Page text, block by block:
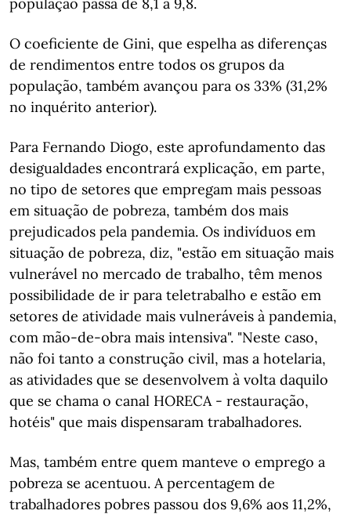
O coeficiente de Gini, que espelha as diferenças
de rendimentos entre todos os grupos da
população, também avançou para os 33% (31,2%
no inquérito anterior).
Para Fernando Diogo, este aprofundamento das
desigualdades encontrará explicação, em parte,
no tipo de setores que empregam mais pessoas
em situação de pobreza, também dos mais
prejudicados pela pandemia. Os indivíduos em
situação de pobreza, diz, "estão em situação mais
vulnerável no mercado de trabalho, têm menos
possibilidade de ir para teletrabalho e estão em
setores de atividade mais vulneráveis à pandemia,
com mão-de-obra mais intensiva". "Neste caso,
não foi tanto a construção civil, mas a hotelaria,
as atividades que se desenvolvem à volta daquilo
que se chama o canal HORECA - restauração,
hotéis" que mais dispensaram trabalhadores.
Mas, também entre quem manteve o emprego a
pobreza se acentuou. A percentagem de
trabalhadores pobres passou dos 9,6% aos 11,2%,